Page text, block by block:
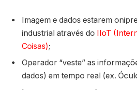
Imagem e dados estarem
industrial através do
IIoT
Coisas);
Operador “veste” as
dados) em tempo real (ex.